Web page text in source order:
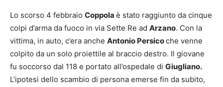
Lo scorso 4 febbraio Coppola è stato raggiunto da cinque
colpi d’arma da fuoco in via Sette Re ad Arzano. Con la
vittima, in auto, c’era anche Antonio Persicoche venne
colpito da un solo proiettile al braccio destro. Il giovane
fu soccorso dal 118 e portato all’ospedale di Giugliano.
L’ipotesi dello scambio di persona emerse fin da subito,